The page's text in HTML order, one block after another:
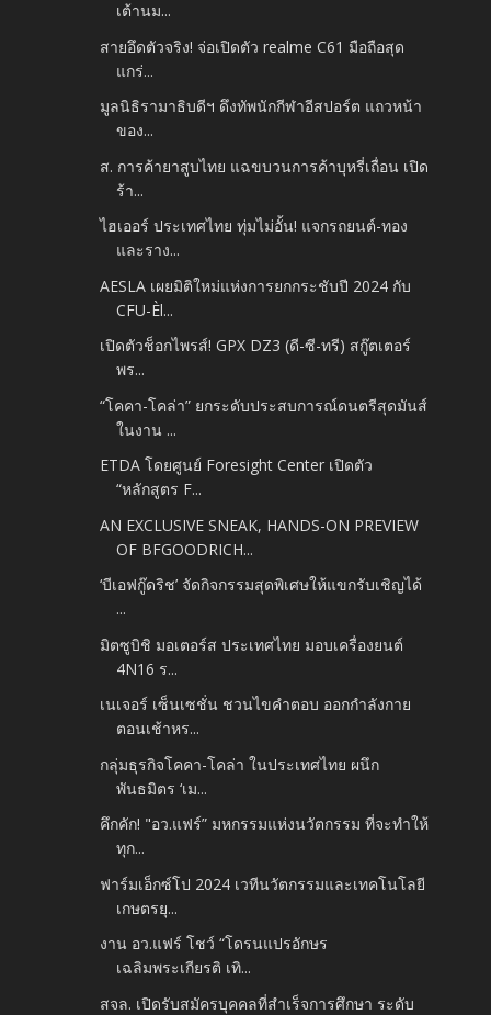
เต้านม...
สายอึดตัวจริง! จ่อเปิดตัว realme C61 มือถือสุด
แกร่...
มูลนิธิรามาธิบดีฯ ดึงทัพนักกีฬาอีสปอร์ต แถวหน้า
ของ...
ส. การค้ายาสูบไทย แฉขบวนการค้าบุหรี่เถื่อน เปิด
ร้า...
ไฮเออร์ ประเทศไทย ทุ่มไม่อั้น! แจกรถยนต์-ทอง
และราง...
AESLA เผยมิติใหม่แห่งการยกกระชับปี 2024 กับ
CFU-Èl...
เปิดตัวช็อกไพรส์! GPX DZ3 (ดี-ซี-ทรี) สกู๊ตเตอร์
พร...
“โคคา-โคล่า” ยกระดับประสบการณ์ดนตรีสุดมันส์
ในงาน ...
ETDA โดยศูนย์ Foresight Center เปิดตัว
“หลักสูตร F...
AN EXCLUSIVE SNEAK, HANDS-ON PREVIEW
OF BFGOODRICH...
‘บีเอฟกู๊ดริช’ จัดกิจกรรมสุดพิเศษให้แขกรับเชิญได้
...
มิตซูบิชิ มอเตอร์ส ประเทศไทย มอบเครื่องยนต์
4N16 ร...
เนเจอร์ เซ็นเซชั่น ชวนไขคำตอบ ออกกำลังกาย
ตอนเช้าหร...
กลุ่มธุรกิจโคคา-โคล่า ในประเทศไทย ผนึก
พันธมิตร ‘เม...
คึกคัก! "อว.แฟร์” มหกรรมแห่งนวัตกรรม ที่จะทำให้
ทุก...
ฟาร์มเอ็กซ์โป 2024 เวทีนวัตกรรมและเทคโนโลยี
เกษตรยุ...
งาน อว.แฟร์ โชว์ “โดรนแปรอักษร
เฉลิมพระเกียรติ เทิ...
สจล. เปิดรับสมัครบุคคลที่สำเร็จการศึกษา ระดับ